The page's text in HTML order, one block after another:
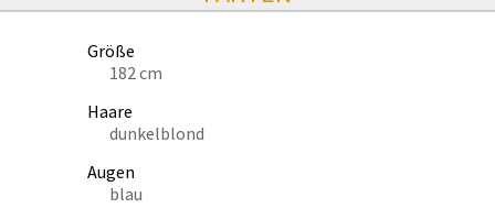
Größe
182 cm
Haare
dunkelblond
Augen
blau